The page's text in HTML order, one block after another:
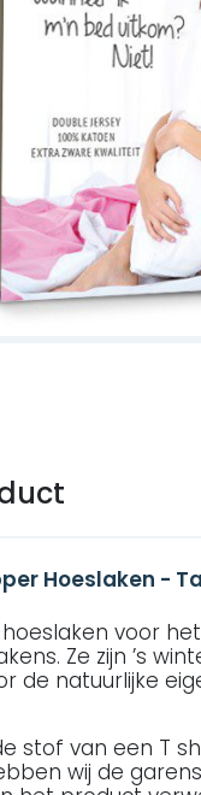
Hoeslaken -
voor
Ze zijn ’s
de natuurlijke
stof van een T
wij de